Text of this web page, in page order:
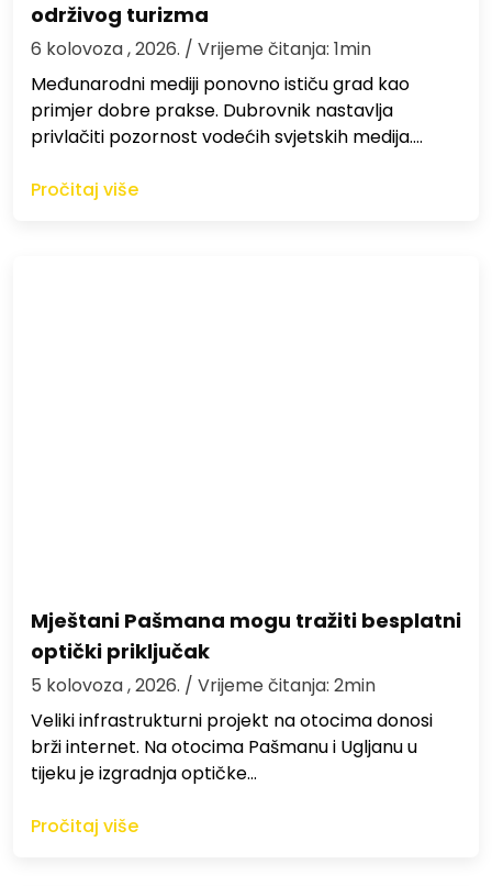
održivog turizma
6 kolovoza , 2026. / Vrijeme čitanja: 1min
Međunarodni mediji ponovno ističu grad kao
primjer dobre prakse. Dubrovnik nastavlja
privlačiti pozornost vodećih svjetskih medija.…
Pročitaj više
Mještani Pašmana mogu tražiti besplatni
optički priključak
5 kolovoza , 2026. / Vrijeme čitanja: 2min
Veliki infrastrukturni projekt na otocima donosi
brži internet. Na otocima Pašmanu i Ugljanu u
tijeku je izgradnja optičke…
Pročitaj više